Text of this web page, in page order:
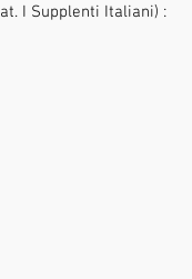
I Supplenti Italiani) :